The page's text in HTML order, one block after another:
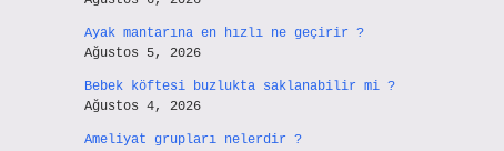
Ayak mantarına en hızlı ne geçirir ?
Ağustos 5, 2026
Bebek köftesi buzlukta saklanabilir mi ?
Ağustos 4, 2026
Ameliyat grupları nelerdir ?